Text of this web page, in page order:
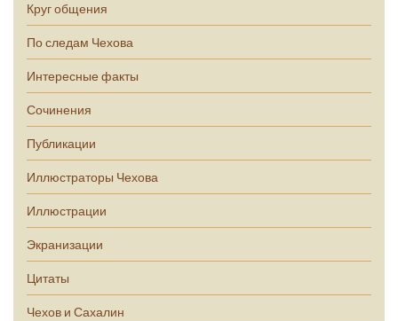
Круг общения
По следам Чехова
Интересные факты
Сочинения
Публикации
Иллюстраторы Чехова
Иллюстрации
Экранизации
Цитаты
Чехов и Сахалин